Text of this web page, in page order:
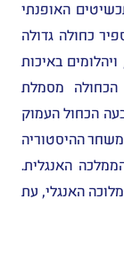
האופנתי
כחולה גדולה
באיכות
הכחולה מסמלת
הכחול העמוק
ההיסטוריה
האנגלית.
האנגלי, עת